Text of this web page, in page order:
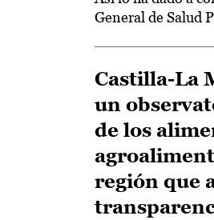
General de Salud
Castilla-La
un
de los
región que